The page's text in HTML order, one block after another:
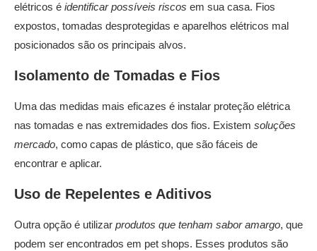
elétricos é identificar possíveis riscos em sua casa. Fios
expostos, tomadas desprotegidas e aparelhos elétricos mal
posicionados são os principais alvos.
Isolamento de Tomadas e Fios
Uma das medidas mais eficazes é instalar proteção elétrica
nas tomadas e nas extremidades dos fios. Existem soluções
mercado, como capas de plástico, que são fáceis de
encontrar e aplicar.
Uso de Repelentes e Aditivos
Outra opção é utilizar produtos que tenham sabor amargo, que
podem ser encontrados em pet shops. Esses produtos são